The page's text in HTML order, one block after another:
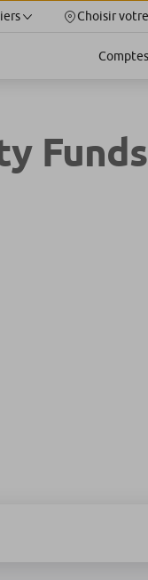
Choisir
Comptes